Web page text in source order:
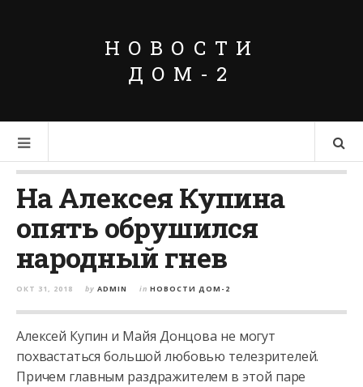
НОВОСТИ
ДОМ-2
На Алексея Купина
опять обрушился
народный гнев
ОКТ 31, 2018 by ADMIN in НОВОСТИ ДОМ-2
Алексей Купин и Майя Донцова не могут
похвастаться большой любовью телезрителей.
Причем главным раздражителем в этой паре